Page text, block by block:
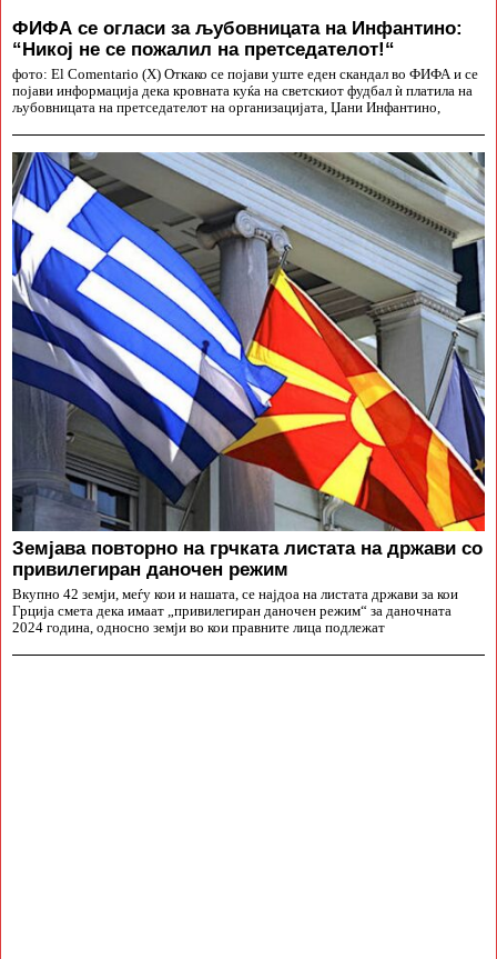
ФИФА се огласи за љубовницата на Инфантино:
“Никој не се пожалил на претседателот!“
фото: El Comentario (X) Откако се појави уште еден скандал во ФИФА и се
појави информација дека кровната куќа на светскиот фудбал ѝ платила на
љубовницата на претседателот на организацијата, Џани Инфантино,
Земјава повторно на грчката листата на држави со
привилегиран даночен режим
Вкупно 42 земји, меѓу кои и нашата, се најдоа на листата држави за кои
Грција смета дека имаат „привилегиран даночен режим“ за даночната
2024 година, односно земји во кои правните лица подлежат